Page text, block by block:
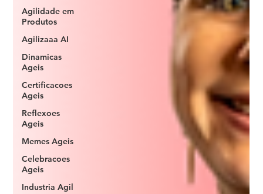
Agilidade em
Produtos
Agilizaaa AI
Dinamicas
Ageis
Certificacoes
Ageis
Reflexoes
Ageis
Memes Ageis
Celebracoes
Ageis
Industria Agil